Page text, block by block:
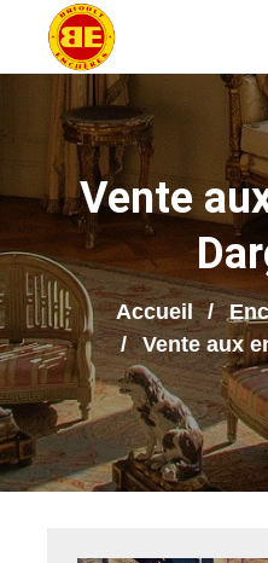
Vente
Accueil
Vente aux